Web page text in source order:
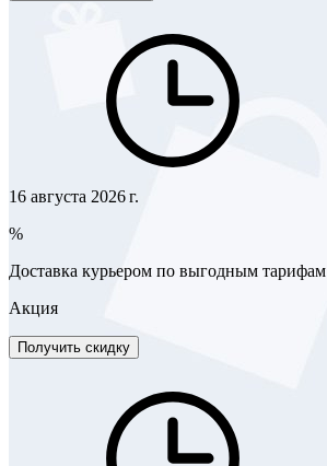
16 августа 2026 г.
%
Доставка курьером по выгодным тарифам
Акция
Получить скидку